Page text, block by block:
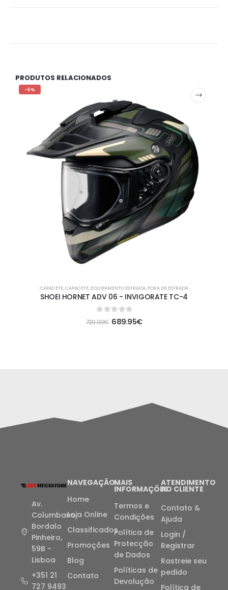
PRODUTOS RELACIONADOS
-5%
CAPACETE,CAPACETE, EQUIPAMENTO ESTRADA, FORA DE ESTRADA
SHOEI HORNET ADV 06 - INVIGORATE TC-4
out of 5
729.00€ 689.95€
Av.
Columbano
Bordalo
Pinheiro,
59B -
Lisboa
+351 21
727 9493
NAVEGAÇÃO
Home
Loja Online
Classificados
Promoções
Blog
Contato
MAIS
INFORMAÇÕES
Termos e
Condições
Política de
Protecção
de Dados
Políticas de
Devolução
ATENDIMENTO
AO CLIENTE
Contato &
Ajuda
Login /
Registrar
Rastreie seu
pedido
Política de